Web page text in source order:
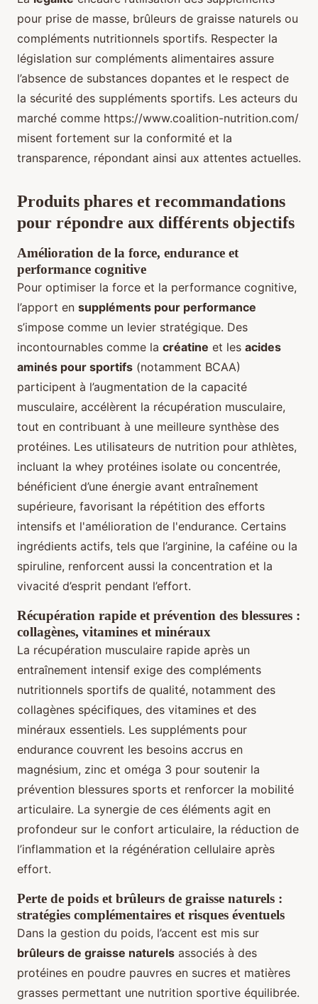
pour prise de masse, brûleurs de graisse naturels ou
compléments nutritionnels sportifs. Respecter la
législation sur compléments alimentaires assure
l’absence de substances dopantes et le respect de
la sécurité des suppléments sportifs. Les acteurs du
marché comme https://www.coalition-nutrition.com/
misent fortement sur la conformité et la
transparence, répondant ainsi aux attentes actuelles.
Produits phares et recommandations
pour répondre aux différents objectifs
Amélioration de la force, endurance et
performance cognitive
Pour optimiser la force et la performance cognitive,
l’apport en suppléments pour performance
s’impose comme un levier stratégique. Des
incontournables comme la créatine et les acides
aminés pour sportifs (notamment BCAA)
participent à l’augmentation de la capacité
musculaire, accélèrent la récupération musculaire,
tout en contribuant à une meilleure synthèse des
protéines. Les utilisateurs de nutrition pour athlètes,
incluant la whey protéines isolate ou concentrée,
bénéficient d’une énergie avant entraînement
supérieure, favorisant la répétition des efforts
intensifs et l'amélioration de l'endurance. Certains
ingrédients actifs, tels que l’arginine, la caféine ou la
spiruline, renforcent aussi la concentration et la
vivacité d’esprit pendant l’effort.
Récupération rapide et prévention des blessures :
collagènes, vitamines et minéraux
La récupération musculaire rapide après un
entraînement intensif exige des compléments
nutritionnels sportifs de qualité, notamment des
collagènes spécifiques, des vitamines et des
minéraux essentiels. Les suppléments pour
endurance couvrent les besoins accrus en
magnésium, zinc et oméga 3 pour soutenir la
prévention blessures sports et renforcer la mobilité
articulaire. La synergie de ces éléments agit en
profondeur sur le confort articulaire, la réduction de
l’inflammation et la régénération cellulaire après
effort.
Perte de poids et brûleurs de graisse naturels :
stratégies complémentaires et risques éventuels
Dans la gestion du poids, l’accent est mis sur
brûleurs de graisse naturels associés à des
protéines en poudre pauvres en sucres et matières
grasses permettant une nutrition sportive équilibrée.